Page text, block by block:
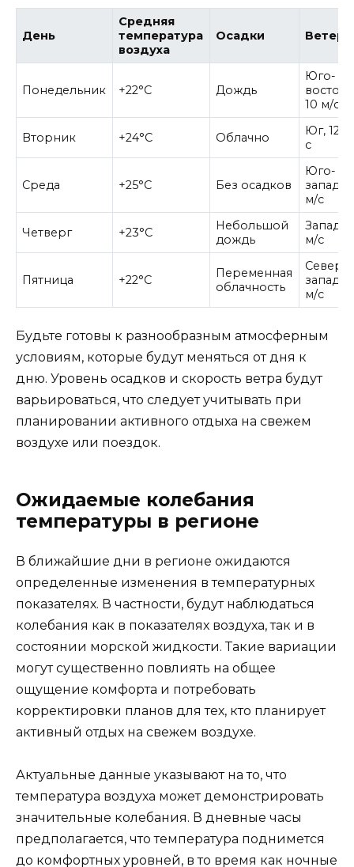
День
Средняя
температура
воздуха
Осадки Ветер
Понедельник +22°C Дождь
Юго-
восток,
10 м/с
Вторник +24°C Облачно
Юг, 12
с
Среда +25°C Без осадков
Юго-
запад, 8
м/с
Четверг +23°C
Небольшой
дождь
Запад, 9
м/с
Пятница +22°C
Переменная
облачность
запад, 7
м/с
Будьте готовы к разнообразным атмосферным
условиям, которые будут меняться от дня к
дню. Уровень осадков и скорость ветра будут
варьироваться, что следует учитывать при
планировании активного отдыха на свежем
воздухе или поездок.
Ожидаемые колебания
температуры в регионе
В ближайшие дни в регионе ожидаются
определенные изменения в температурных
показателях. В частности, будут наблюдаться
колебания как в показателях воздуха, так и в
состоянии морской жидкости. Такие вариации
могут существенно повлиять на общее
ощущение комфорта и потребовать
корректировки планов для тех, кто планирует
активный отдых на свежем воздухе.
Актуальные данные указывают на то, что
температура воздуха может демонстрировать
значительные колебания. В дневные часы
предполагается, что температура поднимется
до комфортных уровней, в то время как ночные